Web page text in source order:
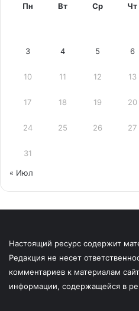
Пн Вт Ср Чт
3 4 5 6
10 11 12 13
17 18 19 20
24 25 26 27
31
« Июл
Настоящий ресурс содержит
Редакция не несет
комментариев к материалам
информации, содержащейся в